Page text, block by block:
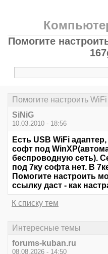
Помогите
Помогите настроить
SiNiG
10.03.2010 - 18:56
Есть USB WiFi
софт под
беспроводную сеть).
под 7ку софта нет. В
Помогите настроить
ссылку даст - как
К списку тем
Интересные темы
forums-kuban.ru
08.08.2026 - 14:50